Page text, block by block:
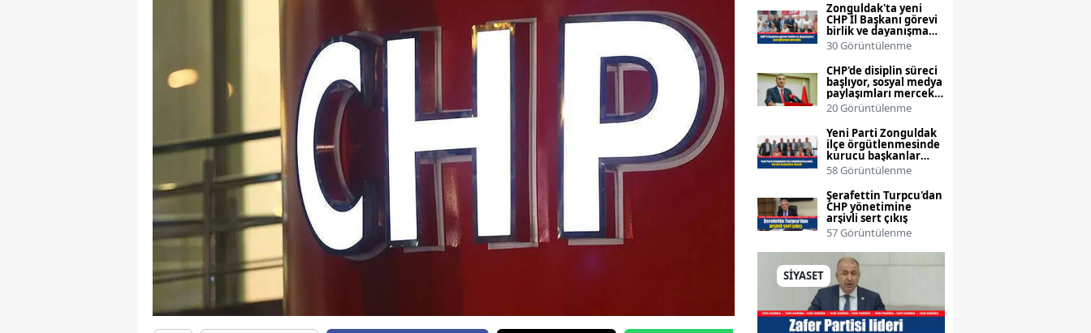
Zonguldak'ta yeni
CHP İl Başkanı görevi
birlik ve dayanışma
mesajlarıyla devraldı
30 Görüntülenme
CHP'de disiplin süreci
başlıyor, sosyal medya
paylaşımları mercek
altında
20 Görüntülenme
Yeni Parti Zonguldak
ilçe örgütlenmesinde
kurucu başkanlar
atandı
58 Görüntülenme
Şerafettin Turpcu'dan
CHP yönetimine
arşivli sert çıkış
57 Görüntülenme
SİYASET